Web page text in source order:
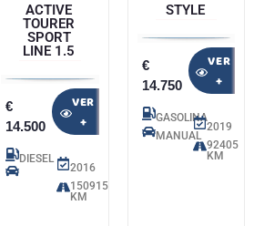
ACTIVE
TOURER
SPORT
LINE 1.5
€
14.500
VER
+
DIESEL
2016
150915
KM
STYLE
€
14.750
VER
+
GASOLINA
MANUAL
2019
92405
KM